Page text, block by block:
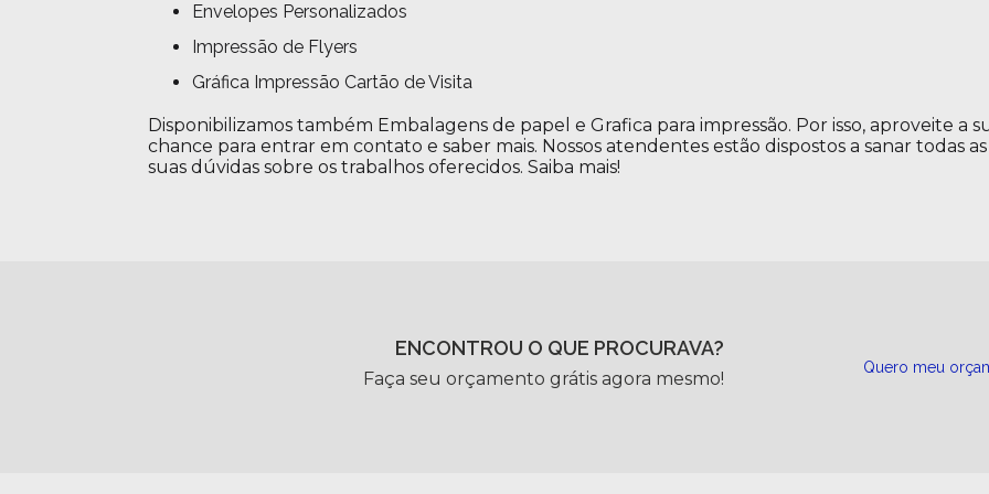
Envelopes Personalizados
Impressão de Flyers
Gráfica Impressão Cartão de Visita
Disponibilizamos também Embalagens de papel e Grafica para impressão. Por isso, aproveite a
chance para entrar em contato e saber mais. Nossos atendentes estão dispostos a sanar todas as
suas dúvidas sobre os trabalhos oferecidos. Saiba mais!
ENCONTROU O QUE PROCURAVA?
Faça seu orçamento grátis agora mesmo!
Quero meu